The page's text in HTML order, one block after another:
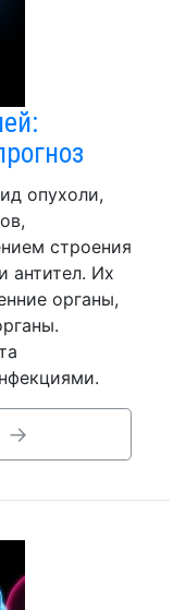
опухоли,
строения
антител. Их
органы,
→